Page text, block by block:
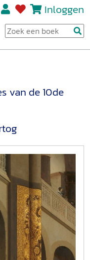
Inloggen
van de 10de